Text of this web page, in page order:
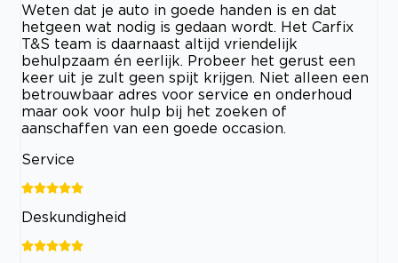
Weten dat je auto in goede handen is en dat
hetgeen wat nodig is gedaan wordt. Het Carfix
T&S team is daarnaast altijd vriendelijk
behulpzaam én eerlijk. Probeer het gerust een
keer uit je zult geen spijt krijgen. Niet alleen een
betrouwbaar adres voor service en onderhoud
maar ook voor hulp bij het zoeken of
aanschaffen van een goede occasion.
Service
Deskundigheid